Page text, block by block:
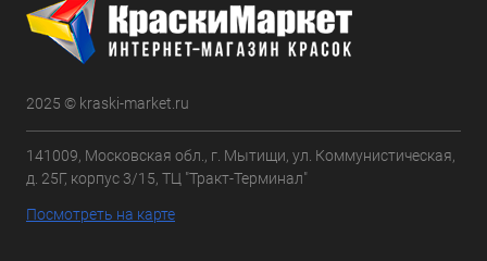
2025 © kraski-market.ru
141009, Московская обл., г. Мытищи, ул. Коммунистическая,
д. 25Г, корпус 3/15, ТЦ "Тракт-Терминал"
Посмотреть на карте